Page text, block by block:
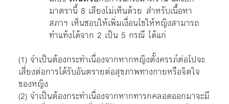
มาตรานี้ 8 เสียงไม่เห็นด้วย สำหรับเนื้อหา
สภาฯ เห็นชอบให้เพิ่มเงื่อนไขให้หญิงสามารถ
ทำแท้งได้จาก 2 เป็น 5 กรณี ได้แก่
(1) จำเป็นต้องกระทำเนื่องจากหากหญิงตั้งครรภ์ต่อไปจะ
เสี่ยงต่อการได้รับอันตรายต่อสุขภาพทางกายหรือจิตใจ
ของหญิง
(2) จำเป็นต้องกระทำเนื่องจากหากทารกคลอดออกมาจะมี